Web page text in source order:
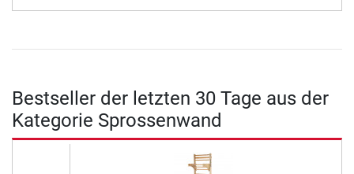
Bestseller der letzten 30 Tage aus der
Kategorie Sprossenwand